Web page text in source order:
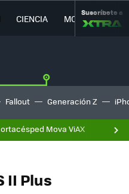
CIENCIA MOVILIDAD
Suscríbete a
Fallout Generación Z
Mova ViAX
II Plus